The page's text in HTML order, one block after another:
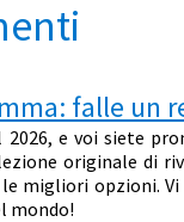
falle un
e voi siete
originale di
migliori opzioni. Vi
mondo!